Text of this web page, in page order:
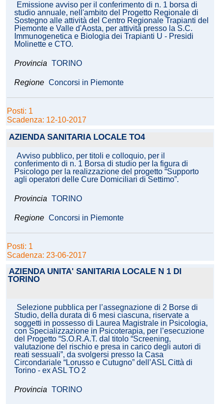
Emissione avviso per il conferimento di n. 1 borsa di
studio annuale, nell'ambito del Progetto Regionale di
Sostegno alle attività del Centro Regionale Trapianti del
Piemonte e Valle d'Aosta, per attività presso la S.C.
Immunogenetica e Biologia dei Trapianti U - Presidi
Molinette e CTO.
Provincia TORINO
Regione Concorsi in Piemonte
Posti: 1
Scadenza: 12-10-2017
AZIENDA SANITARIA LOCALE TO4
Avviso pubblico, per titoli e colloquio, per il
conferimento di n. 1 Borsa di studio per la figura di
Psicologo per la realizzazione del progetto “Supporto
agli operatori delle Cure Domiciliari di Settimo”.
Provincia TORINO
Regione Concorsi in Piemonte
Posti: 1
Scadenza: 23-06-2017
AZIENDA UNITA' SANITARIA LOCALE N 1 DI
TORINO
Selezione pubblica per l’assegnazione di 2 Borse di
Studio, della durata di 6 mesi ciascuna, riservate a
soggetti in possesso di Laurea Magistrale in Psicologia,
con Specializzazione in Psicoterapia, per l’esecuzione
del Progetto “S.O.R.A.T. dal titolo “Screening,
valutazione del rischio e presa in carico degli autori di
reati sessuali”, da svolgersi presso la Casa
Circondariale “Lorusso e Cutugno” dell’ASL Città di
Torino - ex ASL TO 2
Provincia TORINO